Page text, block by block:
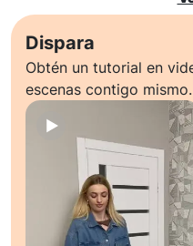
Dispara
Obtén un tutorial en
escenas contigo mismo.